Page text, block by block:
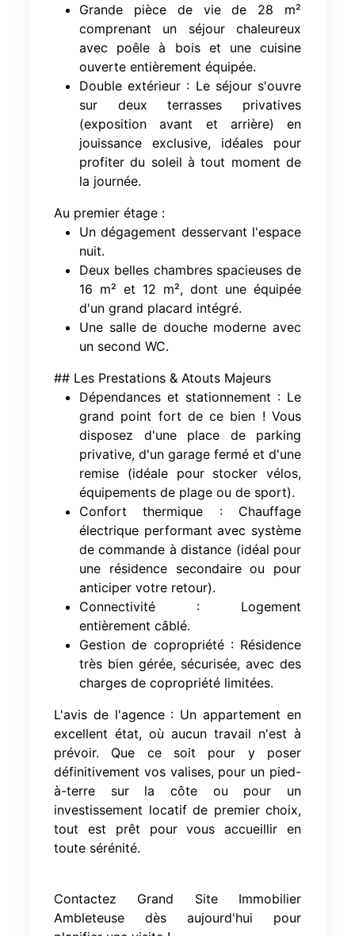
Grande pièce de vie de 28 m²
comprenant un séjour chaleureux
avec poêle à bois et une cuisine
ouverte entièrement équipée.
Double extérieur : Le séjour s'ouvre
sur deux terrasses privatives
(exposition avant et arrière) en
jouissance exclusive, idéales pour
profiter du soleil à tout moment de
la journée.
Au premier étage :
Un dégagement desservant l'espace
nuit.
Deux belles chambres spacieuses de
16 m² et 12 m², dont une équipée
d'un grand placard intégré.
Une salle de douche moderne avec
un second WC.
## Les Prestations & Atouts Majeurs
Dépendances et stationnement : Le
grand point fort de ce bien ! Vous
disposez d'une place de parking
privative, d'un garage fermé et d'une
remise (idéale pour stocker vélos,
équipements de plage ou de sport).
Confort thermique : Chauffage
électrique performant avec système
de commande à distance (idéal pour
une résidence secondaire ou pour
anticiper votre retour).
Connectivité : Logement
entièrement câblé.
Gestion de copropriété : Résidence
très bien gérée, sécurisée, avec des
charges de copropriété limitées.
L'avis de l'agence : Un appartement en
excellent état, où aucun travail n'est à
prévoir. Que ce soit pour y poser
définitivement vos valises, pour un pied-
à-terre sur la côte ou pour un
investissement locatif de premier choix,
tout est prêt pour vous accueillir en
toute sérénité.
Contactez Grand Site Immobilier
Ambleteuse dès aujourd'hui pour